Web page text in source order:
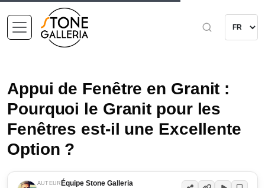
Appui de Fenêtre en Granit :
Pourquoi le Granit pour les
Fenêtres est-il une Excellente
Option ?
AUTEUR Équipe Stone Galleria